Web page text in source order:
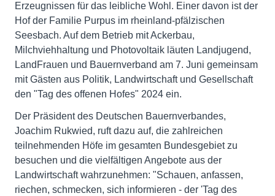
Erzeugnissen für das leibliche Wohl. Einer davon ist der
Hof der Familie Purpus im rheinland-pfälzischen
Seesbach. Auf dem Betrieb mit Ackerbau,
Milchviehhaltung und Photovoltaik läuten Landjugend,
LandFrauen und Bauernverband am 7. Juni gemeinsam
mit Gästen aus Politik, Landwirtschaft und Gesellschaft
den "Tag des offenen Hofes" 2024 ein.
Der Präsident des Deutschen Bauernverbandes,
Joachim Rukwied, ruft dazu auf, die zahlreichen
teilnehmenden Höfe im gesamten Bundesgebiet zu
besuchen und die vielfältigen Angebote aus der
Landwirtschaft wahrzunehmen: "Schauen, anfassen,
riechen, schmecken, sich informieren - der 'Tag des